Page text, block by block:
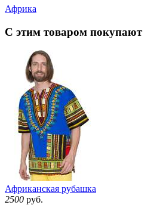
Африка
С этим товаром покупают
Африканская рубашка
2500 руб.